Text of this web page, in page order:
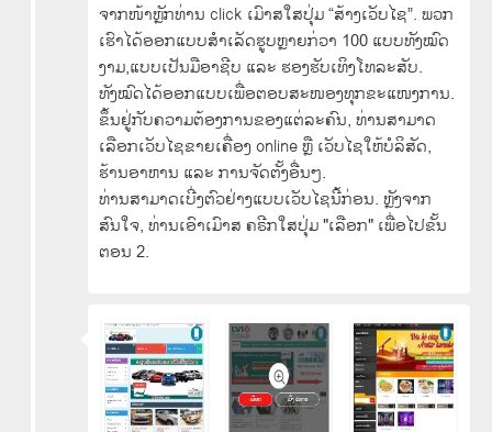
ຈາກໜ້າຫຼັກທ່ານ click ເມົາສໃສປຸ່ມ “ສ້າງເວັບໄຊ”. ພວກ
ເຮົາໄດ້ອອກແບບສໍາເລັດຮູບຫຼາຍກ່ວາ 100 ແບບທັງໝົດ
ງາມ,ແບບເປັນມືອາຊີບ ແລະ ຮອງຮັບເທິງໂທລະສັບ.
ທັງໝົດໄດ້ອອກແບບເພື່ອຕອບສະໜອງທຸກຂະແໜງການ.
ຂຶ້ນຢູ່ກັບຄວາມຕ້ອງການຂອງແຕ່ລະຄົນ, ທ່ານສາມາດ
ເລືອກເວັບໄຊຂາຍເຄື່ອງ online ຫຼື ເວັບໄຊໃຫ້ບໍລິສັດ,
ຮ້ານອາຫານ ແລະ ການຈັດຕັ້ງອື່ນໆ.
ທ່ານສາມາດເບີ່ງຕົວຢ່າງແບບເວັບໄຊນີ້ກ່ອນ. ຫຼັງຈາກ
ສົນໃຈ, ທ່ານເອົາເມົາສ ຄຣີກໃສປຸ່ມ "ເລືອກ" ເພື່ອໄປຂັ້ນ
ຕອນ 2.